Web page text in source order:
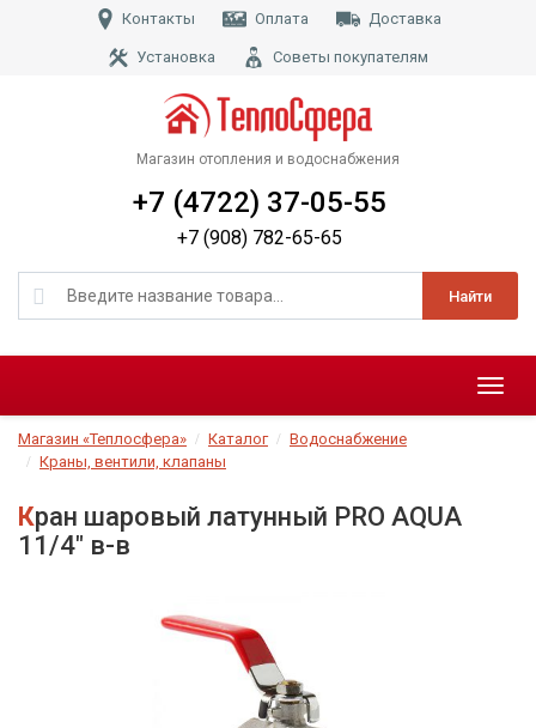
Контакты Оплата Доставка
Установка Советы покупателям
Магазин отопления и водоснабжения
Найти
+7 (4722) 37-05-55
+7 (908) 782-65-65
Меню
Магазин «Теплосфера» Каталог
Водоснабжение
Краны, вентили, клапаны
Кран шаровый латунный PRO AQUA
11/4" в-в